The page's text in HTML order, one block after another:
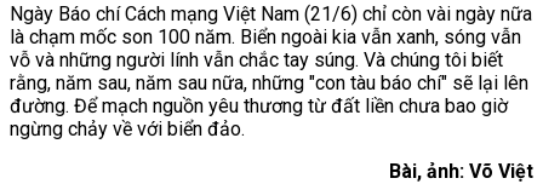
Ngày Báo chí Cách mạng Việt Nam (21/6) chỉ còn vài ngày nữa
là chạm mốc son 100 năm. Biển ngoài kia vẫn xanh, sóng vẫn
vỗ và những người lính vẫn chắc tay súng. Và chúng tôi biết
rằng, năm sau, năm sau nữa, những "con tàu báo chí" sẽ lại lên
đường. Để mạch nguồn yêu thương từ đất liền chưa bao giờ
ngừng chảy về với biển đảo.
Bài, ảnh: Võ Việt